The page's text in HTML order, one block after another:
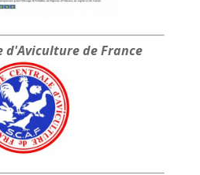
d'Aviculture de France